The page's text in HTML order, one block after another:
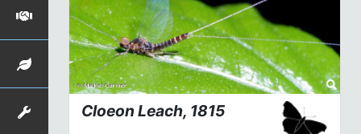
Cloeon Leach, 1815